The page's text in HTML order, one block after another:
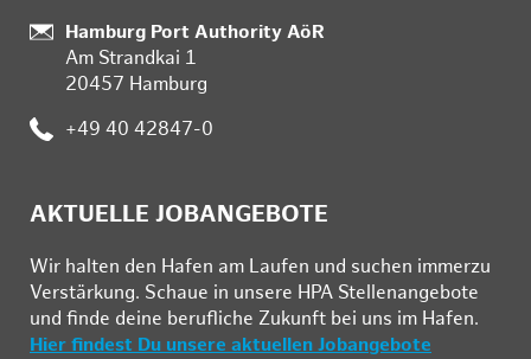
:
Hamburg Port Authority AöR
Am Strandkai 1
20457 Hamburg
: +49 40 42847-0
AKTUELLE JOBANGEBOTE
Wir hal­ten den Ha­fen am Lau­fen und su­chen im­mer­zu
Ver­stär­kung. Schau­e in un­se­re HPA Stel­len­an­ge­bo­te
und fin­de deine be­ruf­li­che Zu­kunft bei uns im Ha­fen.
Hier findest Du unsere aktuellen Jobangebote